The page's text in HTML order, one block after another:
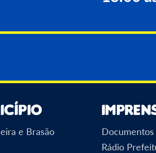
e Brasão
Rádio